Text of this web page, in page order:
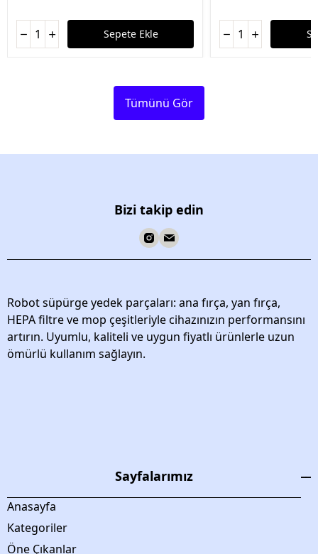
Sepete Ekle
Tümünü Gör
Bizi takip edin
Robot süpürge yedek parçaları: ana fırça, yan fırça,
HEPA filtre ve mop çeşitleriyle cihazınızın performansını
artırın. Uyumlu, kaliteli ve uygun fiyatlı ürünlerle uzun
ömürlü kullanım sağlayın.
Sayfalarımız
Anasayfa
Kategoriler
Öne Çıkanlar